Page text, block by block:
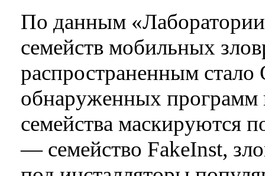
По данным «Лаборатории
семейств мобильных
распространенным стало
обнаруженных
семейства маскируются
— семейство FakeInst,